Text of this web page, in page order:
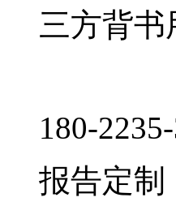
三方背
180-
报告定制